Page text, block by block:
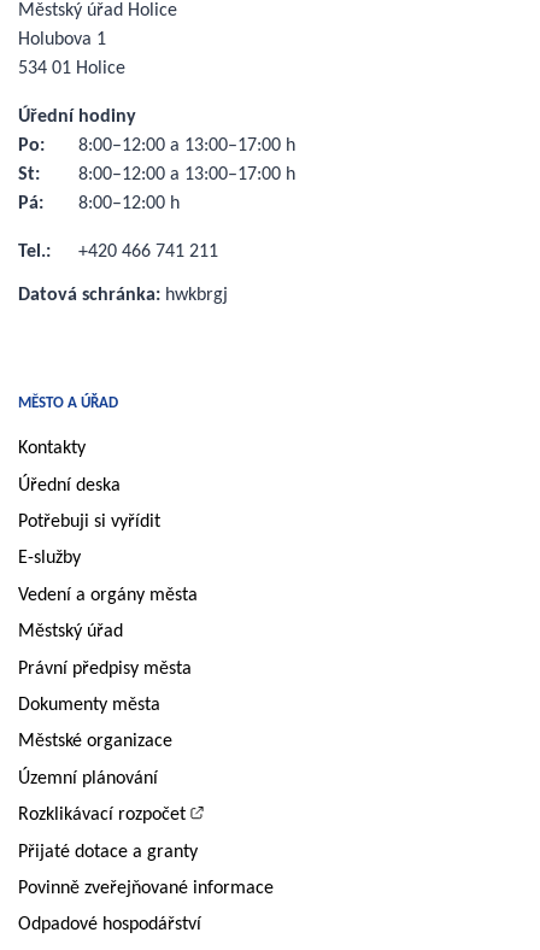
MĚSTO A ÚŘAD
Kontakty
Úřední deska
Potřebuji si vyřídit
E-služby
Vedení a orgány města
Městský úřad
Právní předpisy města
Dokumenty města
Městské organizace
Územní plánování
Rozklikávací rozpočet
Přijaté dotace a granty
Povinně zveřejňované informace
Odpadové hospodářství
Městský úřad Holice
Holubova 1
534 01 Holice
Úřední hodiny
Po:
8:00–12:00 a 13:00–17:00 h
St:
8:00–12:00 a 13:00–17:00 h
Pá:
8:00–12:00 h
Tel.: +420 466 741 211
Datová schránka: hwkbrgj